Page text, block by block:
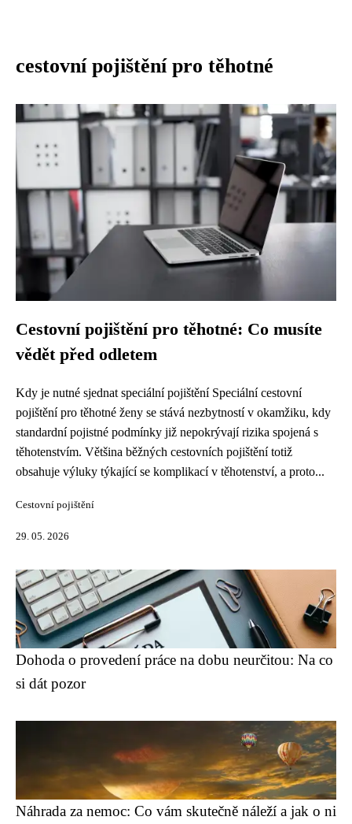
cestovní pojištění pro těhotné
Cestovní pojištění pro těhotné: Co musíte
vědět před odletem
Kdy je nutné sjednat speciální pojištění Speciální cestovní
pojištění pro těhotné ženy se stává nezbytností v okamžiku, kdy
standardní pojistné podmínky již nepokrývají rizika spojená s
těhotenstvím. Většina běžných cestovních pojištění totiž
obsahuje výluky týkající se komplikací v těhotenství, a proto...
Cestovní pojištění
29. 05. 2026
Dohoda o provedení práce na dobu neurčitou: Na co
si dát pozor
Náhrada za nemoc: Co vám skutečně náleží a jak o ni